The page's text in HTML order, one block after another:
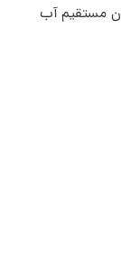
کردن مستقیم آب